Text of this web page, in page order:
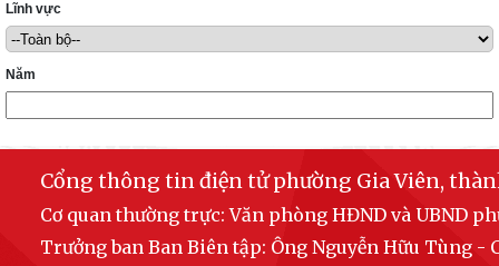
Lĩnh vực
Năm
Cổng thông tin điện tử phường Gia Viên,
Cơ quan thường trực: Văn phòng HĐND và UBND
Trưởng ban Ban Biên tập: Ông Nguyễn Hữu Tùng -